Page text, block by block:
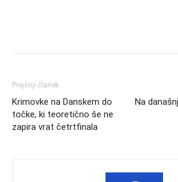
Prejšnji članek
Krimovke na Danskem do
točke, ki teoretično še ne
zapira vrat četrtfinala
Na